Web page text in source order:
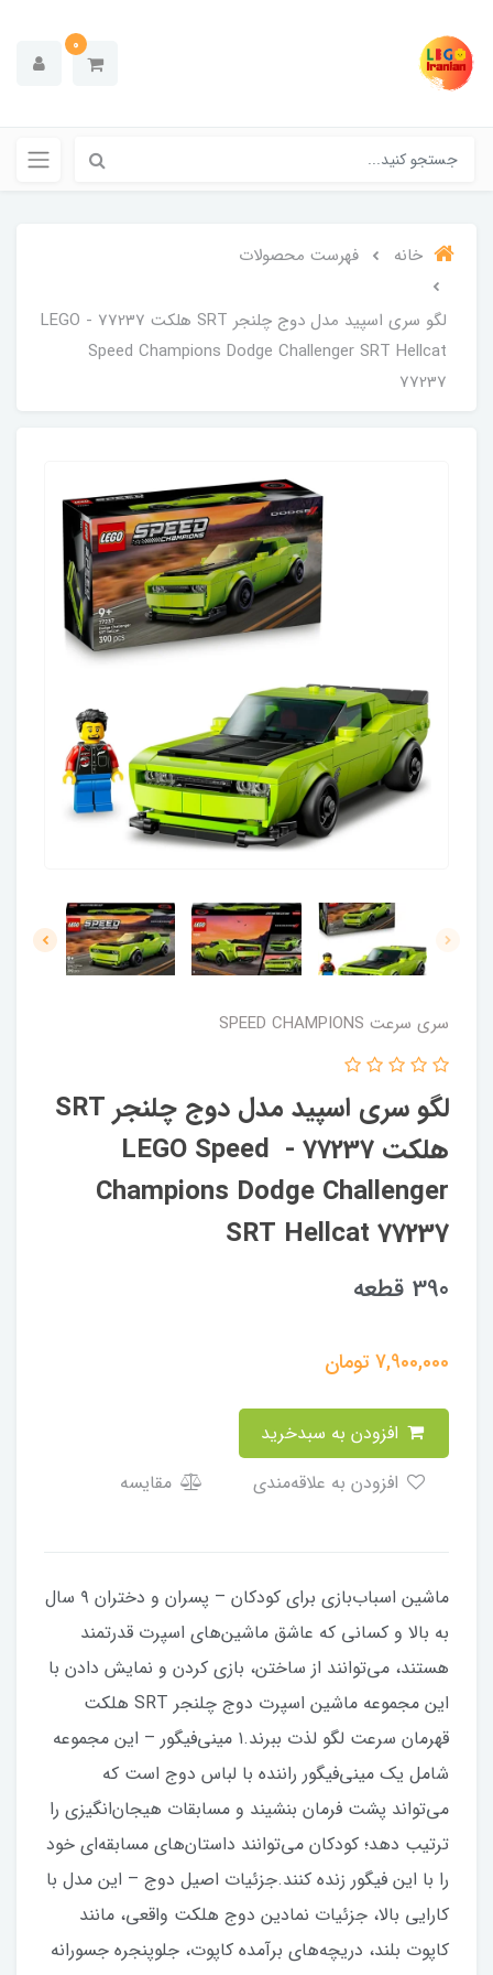
0
خانه فهرست محصولات
لگو سری اسپید مدل دوج چلنجر SRT هلکت 77237 - LEGO
Speed ​​Champions Dodge Challenger SRT Hellcat
77237
سری سرعت SPEED CHAMPIONS
لگو سری اسپید مدل دوج چلنجر SRT
هلکت 77237 - LEGO Speed ​​
Champions Dodge Challenger
SRT Hellcat 77237
390 قطعه
7,900,000تومان
مقایسه
ماشین اسباب‌بازی برای کودکان – پسران و دختران ۹ سال
به بالا و کسانی که عاشق ماشین‌های اسپرت قدرتمند
هستند، می‌توانند از ساختن، بازی کردن و نمایش دادن با
این مجموعه ماشین اسپرت دوج چلنجر SRT هلکت
قهرمان سرعت لگو لذت ببرند.۱ مینی‌فیگور – این مجموعه
شامل یک مینی‌فیگور راننده با لباس دوج است که
می‌تواند پشت فرمان بنشیند و مسابقات هیجان‌انگیزی را
ترتیب دهد؛ کودکان می‌توانند داستان‌های مسابقه‌ای خود
را با این فیگور زنده کنند.جزئیات اصیل دوج – این مدل با
کارایی بالا، جزئیات نمادین دوج هلکت واقعی، مانند
کاپوت بلند، دریچه‌های برآمده کاپوت، جلوپنجره جسورانه